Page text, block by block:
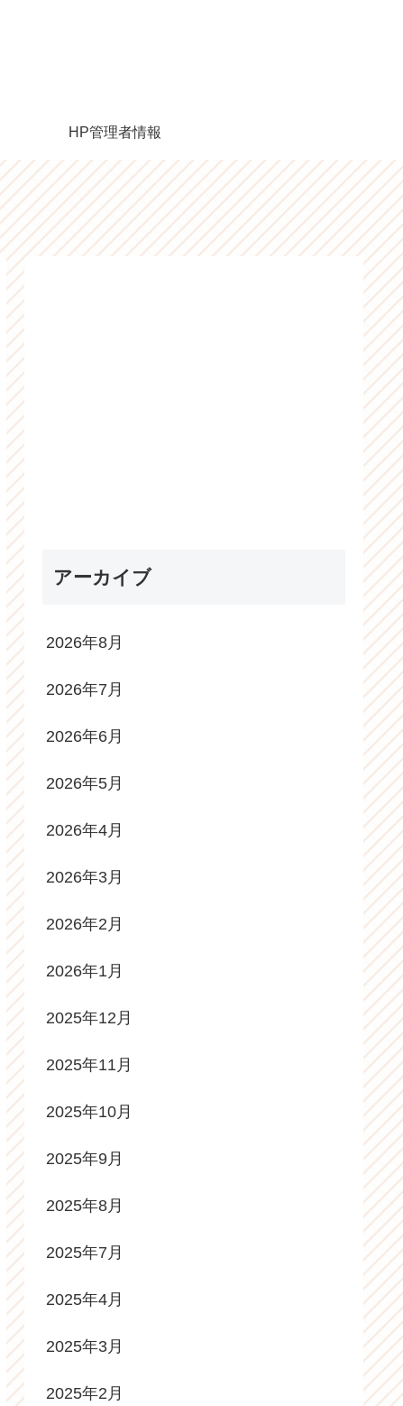
HP管理者情報
アーカイブ
2026年8月
2026年7月
2026年6月
2026年5月
2026年4月
2026年3月
2026年2月
2026年1月
2025年12月
2025年11月
2025年10月
2025年9月
2025年8月
2025年7月
2025年4月
2025年3月
2025年2月